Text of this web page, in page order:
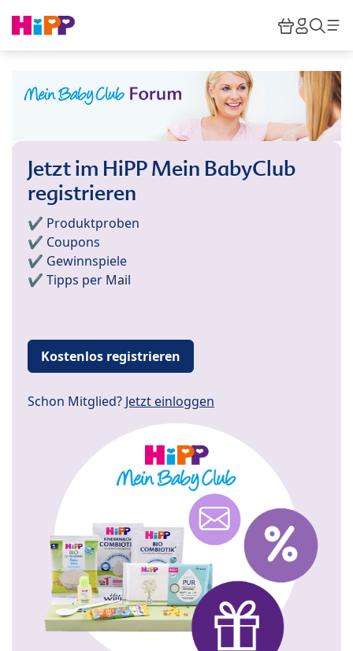
HiPP
Jetzt im HiPP Mein BabyClub
registrieren
✔️ Produktproben
✔️ Coupons
✔️ Gewinnspiele
✔️ Tipps per Mail
Kostenlos registrieren
Schon Mitglied? Jetzt einloggen